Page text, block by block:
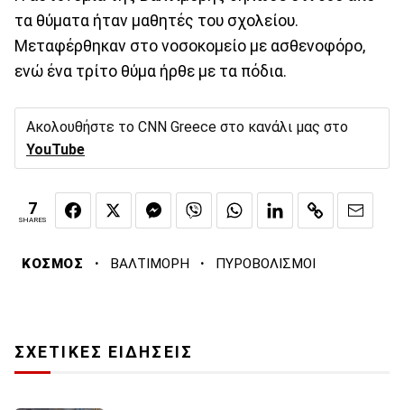
τα θύματα ήταν μαθητές του σχολείου.
Μεταφέρθηκαν στο νοσοκομείο με ασθενοφόρο,
ενώ ένα τρίτο θύμα ήρθε με τα πόδια.
Ακολουθήστε το CNN Greece στο κανάλι μας στο
YouTube
7
SHARES
ΚΟΣΜΟΣ · ΒΑΛΤΙΜΟΡΗ · ΠΥΡΟΒΟΛΙΣΜΟΙ
ΣΧΕΤΙΚΕΣ ΕΙΔΗΣΕΙΣ